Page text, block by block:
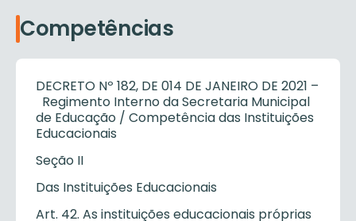
Competências
DECRETO Nº 182, DE 014 DE JANEIRO DE 2021 –
Regimento Interno da Secretaria Municipal
de Educação / Competência das Instituições
Educacionais
Seção II
Das Instituições Educacionais
Art. 42. As instituições educacionais próprias